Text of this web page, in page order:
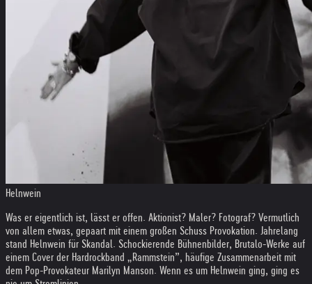
Helnwein
Was er eigentlich ist, lässt er offen. Aktionist? Maler? Fotograf? Vermutlich
von allem etwas, gepaart mit einem großen Schuss Provokation. Jahrelang
stand Helnwein für Skandal. Schockierende Bühnenbilder, Brutalo-Werke auf
einem Cover der Hardrockband „Rammstein”, häufige Zusammenarbeit mit
dem Pop-Provokateur Marilyn Manson. Wenn es um Helnwein ging, ging es